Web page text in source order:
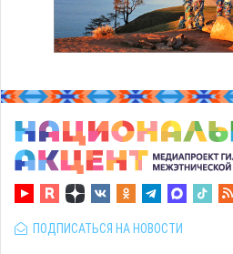
ПОДПИСАТЬСЯ НА НОВОСТИ